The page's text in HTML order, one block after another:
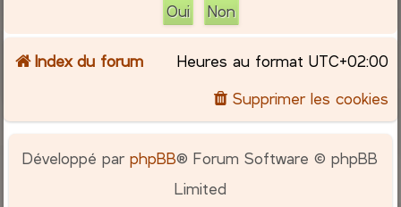
r
c
h
Index du forum Heures au format UTC+02:00
Supprimer les cookies
Développé parphpBB® Forum Software © phpBB
Limited